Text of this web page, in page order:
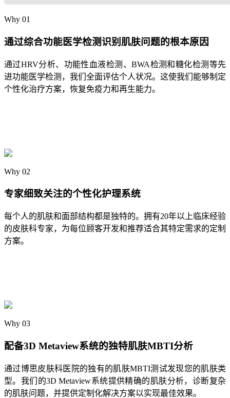
Why 01
通过综合功能医学检测识别肌肤问题的根本原因
通过HRV分析、功能性血液检测、BWA检测和糖化检测等先
进功能医学检测，我们全面评估个人状况。这使我们能够制定
个性化治疗方案，恢复免疫力和再生能力。
Why 02
专家细致关注的个性化护理系统
每个人的肌肤和面部结构都是独特的。拥有20年以上临床经验
的皮肤科专家，为每位顾客开发和推荐适合其特定需求的定制
方案。
Why 03
配备3D Metaview系统的独特肌肤MBTI分析
通过博思皮肤科医院的独有的肌肤MBTI测试发现您的肌肤类
型。我们的3D Metaview系统提供精确的肌肤分析，诊断复杂
的肌肤问题，并提供定制化解决方案以实现最佳效果。